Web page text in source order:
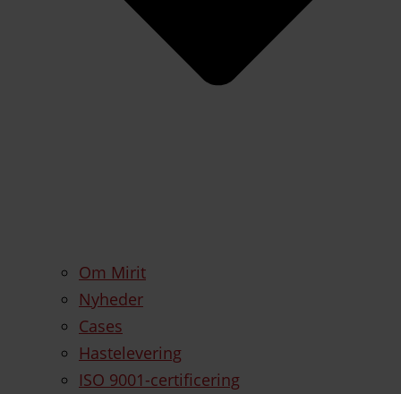
Om Mirit
Nyheder
Cases
Hastelevering
ISO 9001-certificering